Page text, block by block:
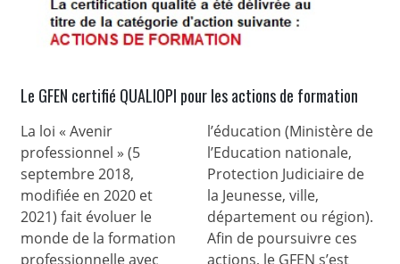
Le GFEN certifié QUALIOPI pour les actions de formation
La loi « Avenir
professionnel » (5
septembre 2018,
modifiée en 2020 et
2021) fait évoluer le
monde de la formation
professionnelle avec
l’éducation (Ministère de
l’Education nationale,
Protection Judiciaire de
la Jeunesse, ville,
département ou région).
Afin de poursuivre ces
actions, le GFEN s’est